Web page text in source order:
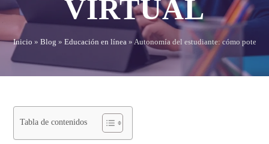
VIRTUAL
Inicio »Blog »Educación en línea »Autonomía del estudiante: cómo
Tabla de contenidos